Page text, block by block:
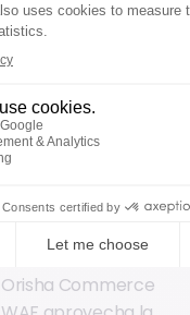
El WAF de
Orisha
Orisha Commerce
una suscripción
clientes en la nube.
Orisha Commerce